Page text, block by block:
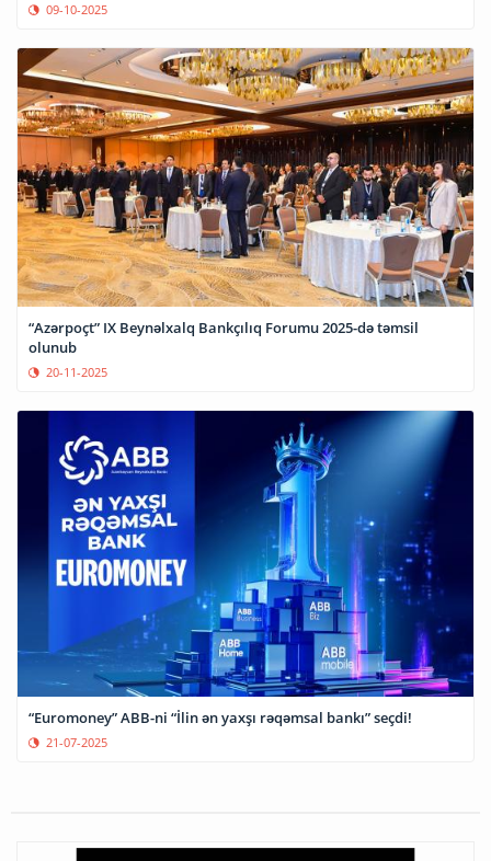
09-10-2025
“Azərpoçt” IX Beynəlxalq Bankçılıq Forumu 2025-də təmsil
olunub
20-11-2025
“Euromoney” ABB-ni “İlin ən yaxşı rəqəmsal bankı” seçdi!
21-07-2025